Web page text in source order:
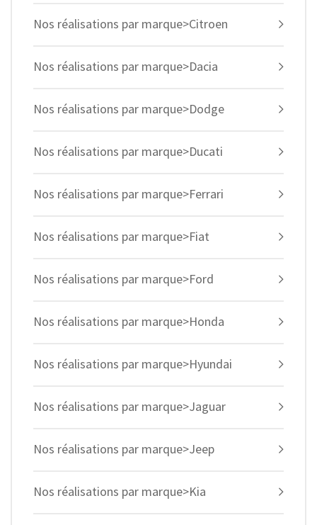
Nos réalisations par marque>Citroen
Nos réalisations par marque>Dacia
Nos réalisations par marque>Dodge
Nos réalisations par marque>Ducati
Nos réalisations par marque>Ferrari
Nos réalisations par marque>Fiat
Nos réalisations par marque>Ford
Nos réalisations par marque>Honda
Nos réalisations par marque>Hyundai
Nos réalisations par marque>Jaguar
Nos réalisations par marque>Jeep
Nos réalisations par marque>Kia